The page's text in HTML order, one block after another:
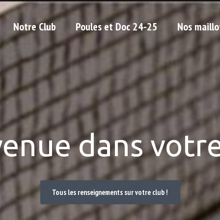
Notre Club Poules et Doc 24-25 Nos
dans
Tous les renseignements sur votre club !